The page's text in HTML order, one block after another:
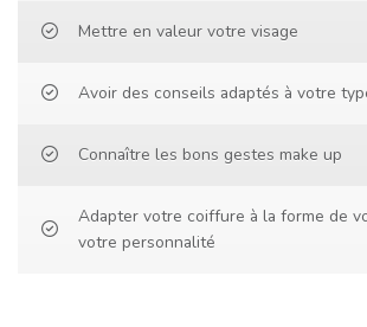
Mettre en valeur votre visage
Avoir des conseils adaptés à votre
Connaître les bons gestes make up
Adapter votre coiffure à la forme de
votre personnalité